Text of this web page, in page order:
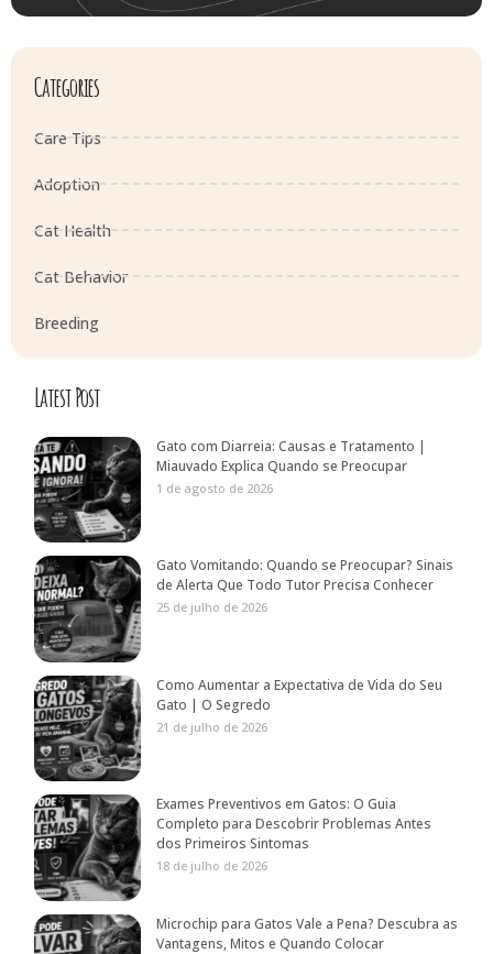
Categories
Care Tips
Adoption
Cat Health
Cat Behavior
Breeding
Latest Post
Gato com Diarreia: Causas e Tratamento |
Miauvado Explica Quando se Preocupar
1 de agosto de 2026
Gato Vomitando: Quando se Preocupar? Sinais
de Alerta Que Todo Tutor Precisa Conhecer
25 de julho de 2026
Como Aumentar a Expectativa de Vida do Seu
Gato | O Segredo
21 de julho de 2026
Exames Preventivos em Gatos: O Guia
Completo para Descobrir Problemas Antes
dos Primeiros Sintomas
18 de julho de 2026
Microchip para Gatos Vale a Pena? Descubra as
Vantagens, Mitos e Quando Colocar